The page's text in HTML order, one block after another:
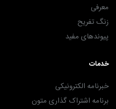
معرفی
زنگ تفریح
پیوندهای مفید
خدمات
خبرنامه الکترونیکی
برنامه اشتراک گذاری متون